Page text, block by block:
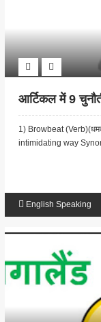
आर्टिकल में 9
1) Browbeat
intimidating way
English Speaking